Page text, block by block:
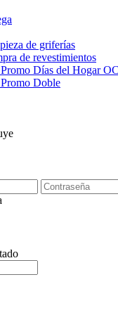
de griferías
de revestimientos
Días del Hogar
Doble